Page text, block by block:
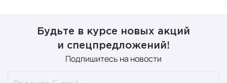
Будьте в курсе новых акций
и спецпредложений!
Подпишитесь на новости